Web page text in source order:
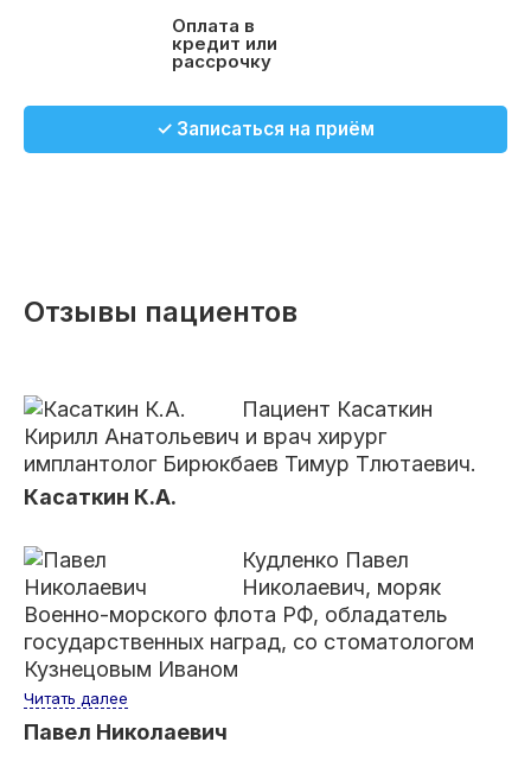
Оплата в
кредит или
рассрочку
✓ Записаться на приём
Отзывы пациентов
Пациент Касаткин
Кирилл Анатольевич и врач хирург
имплантолог Бирюкбаев Тимур Тлютаевич.
Касаткин К.А.
Кудленко Павел
Николаевич, моряк
Военно-морского флота РФ, обладатель
государственных наград, со стоматологом
Кузнецовым Иваном
Читать далее
Павел Николаевич